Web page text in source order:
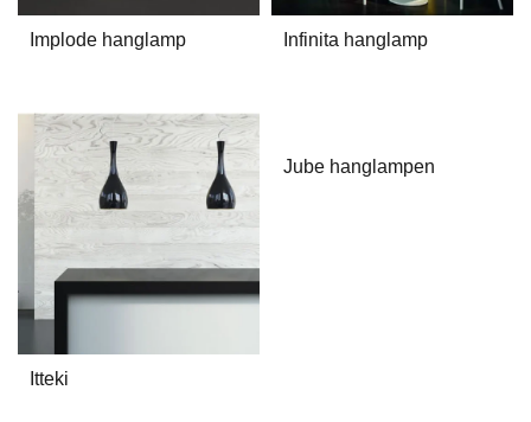
Implode hanglamp Infinita hanglamp
Itteki
Jube hanglampen